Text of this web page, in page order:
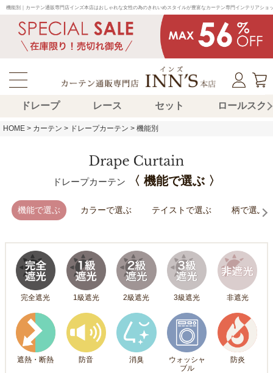
機能別｜カーテン通販専門店インズ本店はおしゃれな女性の為のきれいめスタイルが豊富なカーテン専門インテリアショ
ドレープ レース セット ロールスク
HOME カーテン ドレープカーテン 機能別
ドレープカーテン 〈 機能で選ぶ 〉
機能で選ぶ カラーで選ぶ テイストで選ぶ 柄で選ぶ
完全遮光 1級遮光 2級遮光 3級遮光 非遮光
遮熱・断熱 防音 消臭
ウォッシャ
ブル
防炎